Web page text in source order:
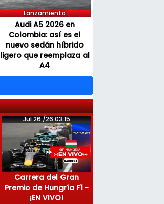
Lanzamiento
Audi A5 2026 en
Colombia: así es el
nuevo sedán híbrido
ligero que reemplaza al
A4
Jul 26 /26 03:15
Carrera del Gran
Premio de Hungría F1 -
¡EN VIVO!